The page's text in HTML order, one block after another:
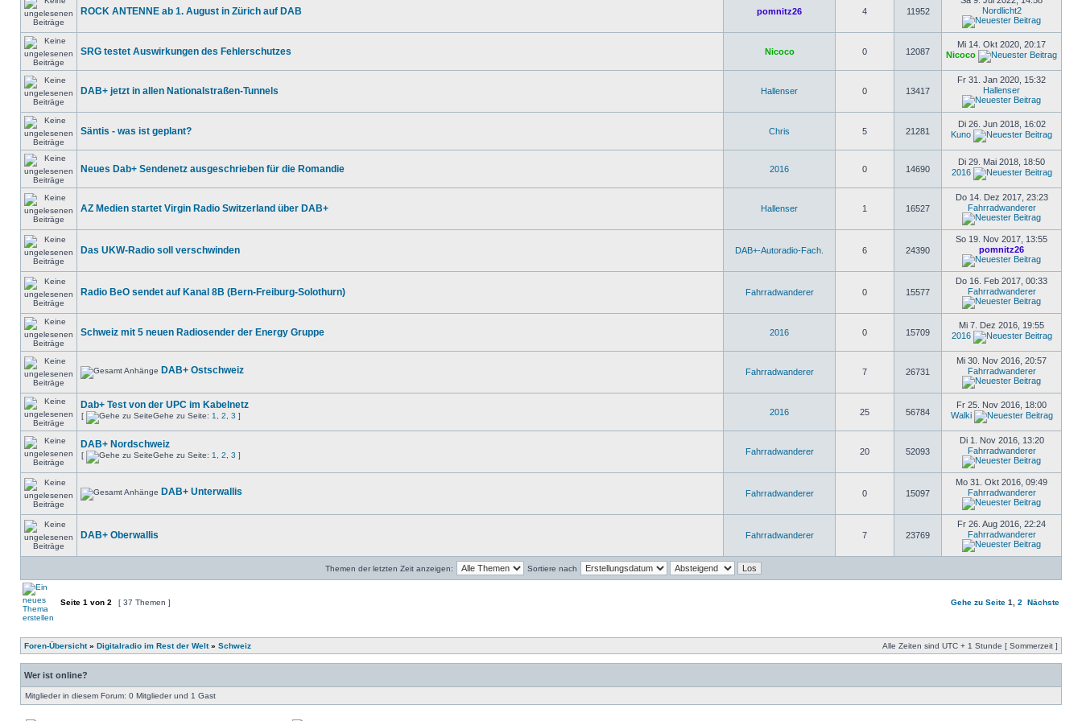
ROCK ANTENNE ab 1. August in Zürich auf DAB pomnitz26 4 11952
Nordlicht2
SRG testet Auswirkungen des Fehlerschutzes Nicoco 0 12087
Mi 14. Okt 2020, 20:17
Nicoco
DAB+ jetzt in allen Nationalstraßen-Tunnels Hallenser 0 13417
Fr 31. Jan 2020, 15:32
Hallenser
Säntis - was ist geplant? Chris 5 21281
Di 26. Jun 2018, 16:02
Kuno
Neues Dab+ Sendenetz ausgeschrieben für die Romandie 2016 0 14690
Di 29. Mai 2018, 18:50
2016
AZ Medien startet Virgin Radio Switzerland über DAB+ Hallenser 1 16527
Do 14. Dez 2017, 23:23
Fahrradwanderer
Das UKW-Radio soll verschwinden DAB+-Autoradio-Fach. 6 24390
So 19. Nov 2017, 13:55
pomnitz26
Radio BeO sendet auf Kanal 8B (Bern-Freiburg-Solothurn) Fahrradwanderer 0 15577
Do 16. Feb 2017, 00:33
Fahrradwanderer
Schweiz mit 5 neuen Radiosender der Energy Gruppe 2016 0 15709
Mi 7. Dez 2016, 19:55
2016
DAB+ Ostschweiz Fahrradwanderer 7 26731
Mi 30. Nov 2016, 20:57
Fahrradwanderer
Dab+ Test von der UPC im Kabelnetz
[ Gehe zu Seite: 1 2 3 ] 2016 25 56784
Fr 25. Nov 2016, 18:00
Walki
DAB+ Nordschweiz
[ Gehe zu Seite: 1 2 3 ] Fahrradwanderer 20 52093
Di 1. Nov 2016, 13:20
Fahrradwanderer
DAB+ Unterwallis Fahrradwanderer 0 15097
Mo 31. Okt 2016, 09:49
Fahrradwanderer
DAB+ Oberwallis Fahrradwanderer 7 23769
Fr 26. Aug 2016, 22:24
Fahrradwanderer
Themen der letzten Zeit anzeigen: Sortiere nach
Seite 1 von 2 [ 37 Themen ] Gehe zu Seite 1 2 Nächste
Foren-Übersicht» Digitalradio im Rest der Welt» Schweiz Alle Zeiten sind UTC + 1 Stunde [ Sommerzeit ]
Wer ist online?
Mitglieder in diesem Forum: 0 Mitglieder und 1 Gast